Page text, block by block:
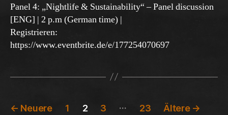
Panel 4: „Nightlife & Sustainability“ – Panel discussion
[ENG] | 2 p.m (German time) |
Registrieren:
https://www.eventbrite.de/e/177254070697
Beitragsnavigation
← Neuere 1 2 3 … 23 Ältere →